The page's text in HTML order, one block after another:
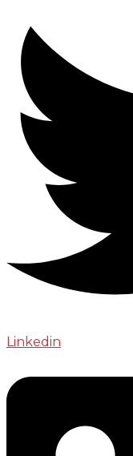
Linkedin